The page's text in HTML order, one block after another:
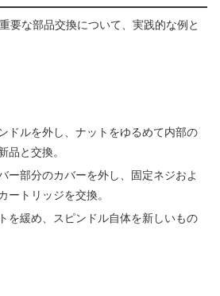
要な部品交換について、実践的な例と
ドルを外し、ナットをゆるめて内部の
品と交換。
ー部分のカバーを外し、固定ネジおよ
ートリッジを交換。
を緩め、スピンドル自体を新しいもの